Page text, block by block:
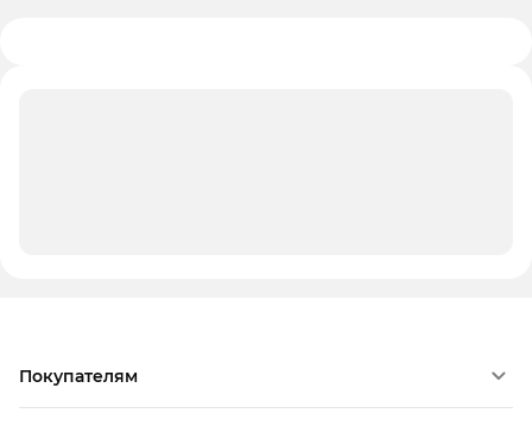
Покупателям